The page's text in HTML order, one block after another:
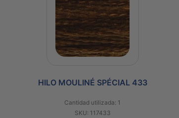
HILO MOULINÉ SPÉCIAL 433
Cantidad utilizada: 1
SKU: 117433